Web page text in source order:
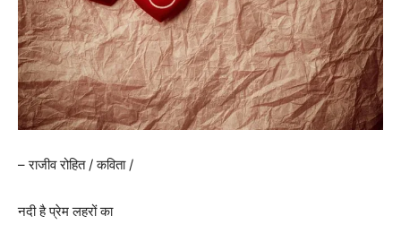
– राजीव रोहित / कविता /
नदी है प्रेम लहरों का